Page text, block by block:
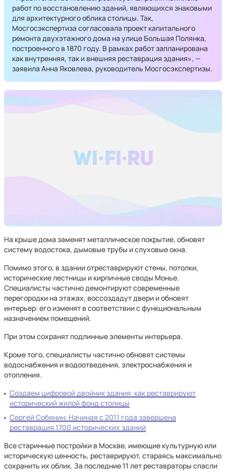
работ по восстановлению зданий, являющихся знаковыми
для архитектурного облика столицы. Так,
Мосгосэкспертиза согласовала проект капитального
ремонта двухэтажного дома на улице Большая Полянка,
построенного в 1870 году. В рамках работ запланирована
как внутренняя, так и внешняя реставрация здания», —
заявила Анна Яковлева, руководитель Мосгосэкспертизы.
На крыше дома заменят металлическое покрытие, обновят
систему водостока, дымовые трубы и слуховые окна.
Помимо этого, в здании отреставрируют стены, потолки,
исторические лестницы и кирпичные своды Монье.
Специалисты частично демонтируют современные
перегородки на этажах, воссоздадут двери и обновят
интерьер: его изменят в соответствии с функциональным
назначением помещений.
При этом сохранят подлинные элементы интерьера.
Кроме того, специалисты частично обновят системы
водоснабжения и водоотведения, электроснабжения и
отопления.
Создаем цифровой двойник здания: как реставрируют
исторический жилой фонд столицы
Сергей Собянин: Начиная с 2011 года завершена
реставрация 1700 исторических зданий
Все старинные постройки в Москве, имеющие культурную или
историческую ценность, реставрируют, стараясь максимально
сохранить их облик. За последние 11 лет реставраторы спасли